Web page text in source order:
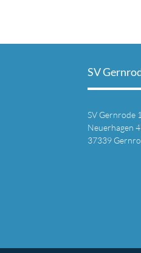
SV
SV Gernrode
Neuerhagen
37339